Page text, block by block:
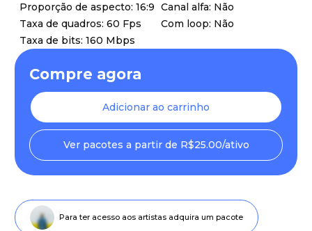
Proporção de aspecto: 16:9
Taxa de quadros: 60 Fps
Taxa de bits: 160 Mbps
Canal alfa: Não
Com loop: Não
Compre agora
Adicionar ao carrinho
Ver pacotes a partir de R$25.00/ativo
Para ter acesso aos artistas adquira um pacote